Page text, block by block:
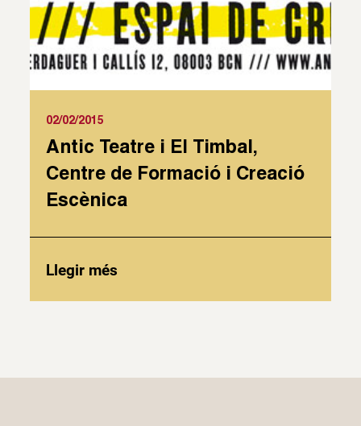
02/02/2015
Antic Teatre i El Timbal,
Centre de Formació i Creació
Escènica
Llegir més